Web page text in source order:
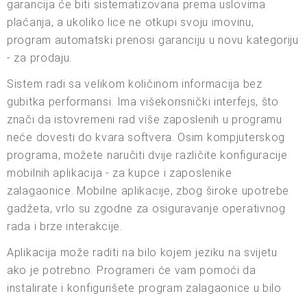
garancija će biti sistematizovana prema uslovima
plaćanja, a ukoliko lice ne otkupi svoju imovinu,
program automatski prenosi garanciju u novu kategoriju
- za prodaju.
Sistem radi sa velikom količinom informacija bez
gubitka performansi. Ima višekorisnički interfejs, što
znači da istovremeni rad više zaposlenih u programu
neće dovesti do kvara softvera. Osim kompjuterskog
programa, možete naručiti dvije različite konfiguracije
mobilnih aplikacija - za kupce i zaposlenike
zalagaonice. Mobilne aplikacije, zbog široke upotrebe
gadžeta, vrlo su zgodne za osiguravanje operativnog
rada i brze interakcije.
Aplikacija može raditi na bilo kojem jeziku na svijetu
ako je potrebno. Programeri će vam pomoći da
instalirate i konfigurišete program zalagaonice u bilo